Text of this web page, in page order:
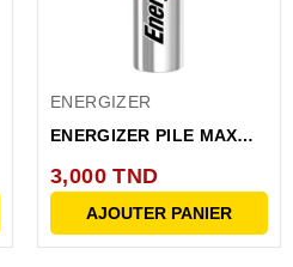
ENERGIZER
ENERGIZER PILE MAX
3,000 TND
AJOUTER PANIER